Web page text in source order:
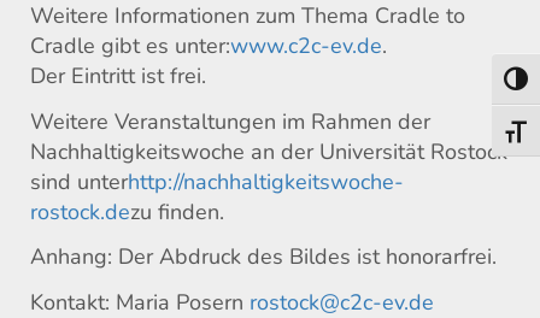
Weitere Informationen zum Thema Cradle to
Cradle gibt es unter:www.c2c-ev.de.
Der Eintritt ist frei.
Weitere Veranstaltungen im Rahmen der
Nachhaltigkeitswoche an der Universität Rostock
sind unterhttp://nachhaltigkeitswoche-
rostock.dezu finden.
Anhang: Der Abdruck des Bildes ist honorarfrei.
Kontakt: Maria Posern rostock@c2c-ev.de